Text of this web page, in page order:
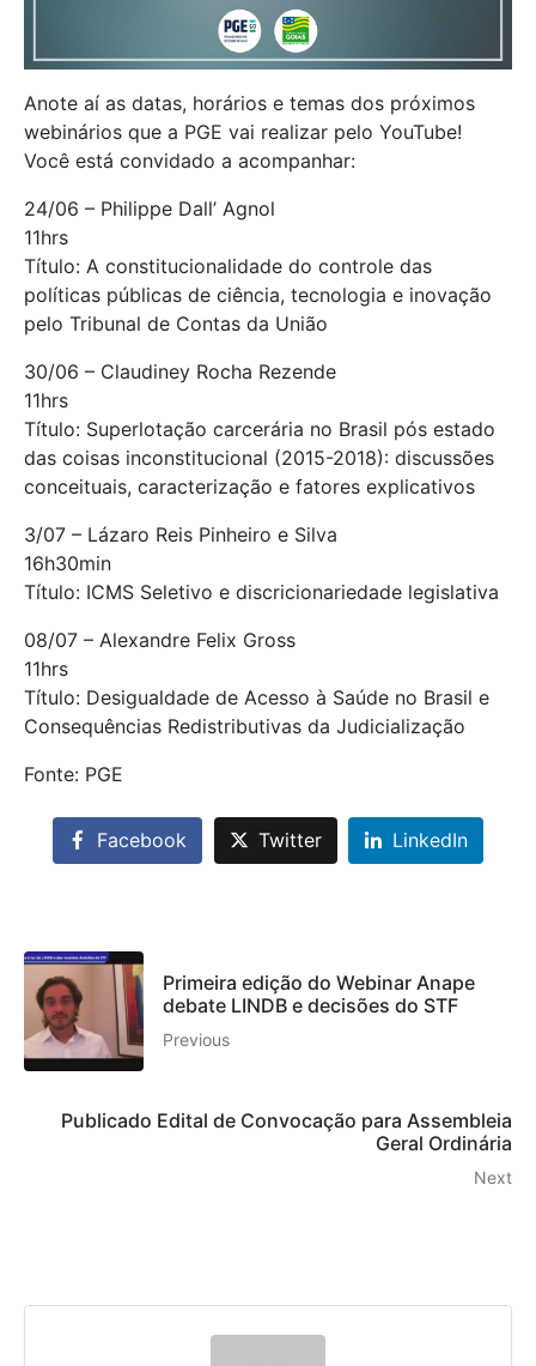
Anote aí as datas, horários e temas dos próximos
webinários que a PGE vai realizar pelo YouTube!
Você está convidado a acompanhar:
24/06 – Philippe Dall’ Agnol
11hrs
Título: A constitucionalidade do controle das
políticas públicas de ciência, tecnologia e inovação
pelo Tribunal de Contas da União
30/06 – Claudiney Rocha Rezende
11hrs
Título: Superlotação carcerária no Brasil pós estado
das coisas inconstitucional (2015-2018): discussões
conceituais, caracterização e fatores explicativos
3/07 – Lázaro Reis Pinheiro e Silva
16h30min
Título: ICMS Seletivo e discricionariedade legislativa
08/07 – Alexandre Felix Gross
11hrs
Título: Desigualdade de Acesso à Saúde no Brasil e
Consequências Redistributivas da Judicialização
Fonte: PGE
Facebook Twitter LinkedIn
Primeira edição do Webinar Anape
debate LINDB e decisões do STF
Previous
Publicado Edital de Convocação para Assembleia
Geral Ordinária
Next